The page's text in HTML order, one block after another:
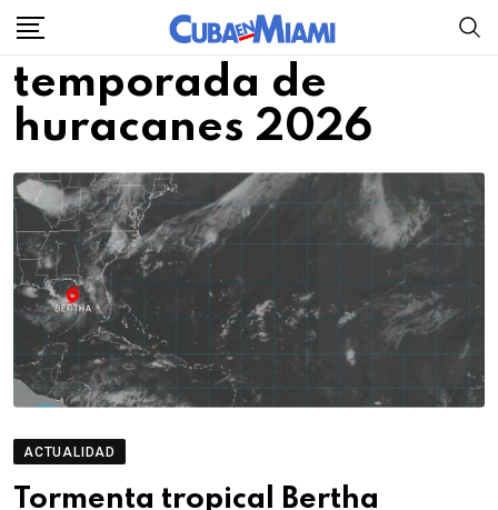
Skip
content
temporada de
huracanes 2026
ACTUALIDAD
Tormenta tropical Bertha